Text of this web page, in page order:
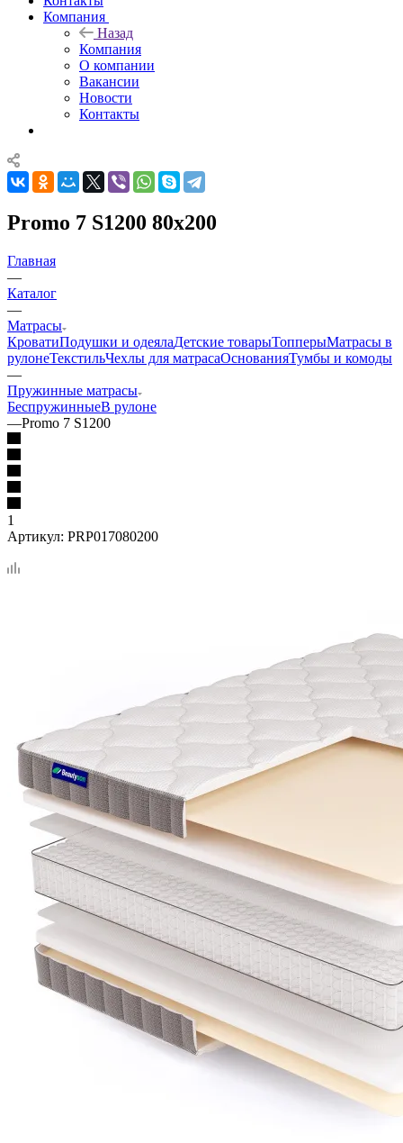
Компания
Назад
Компания
О компании
Вакансии
Новости
Контакты
Promo 7 S1200 80x200
Главная
—
Каталог
—
Матрасы
КроватиПодушки и одеялаДетские товарыТопперыМатрасы в
рулонеТекстильЧехлы для матрасаОснованияТумбы и комоды
—
Пружинные матрасы
БеспружинныеВ рулоне
—Promo 7 S1200
1
Артикул: PRP017080200